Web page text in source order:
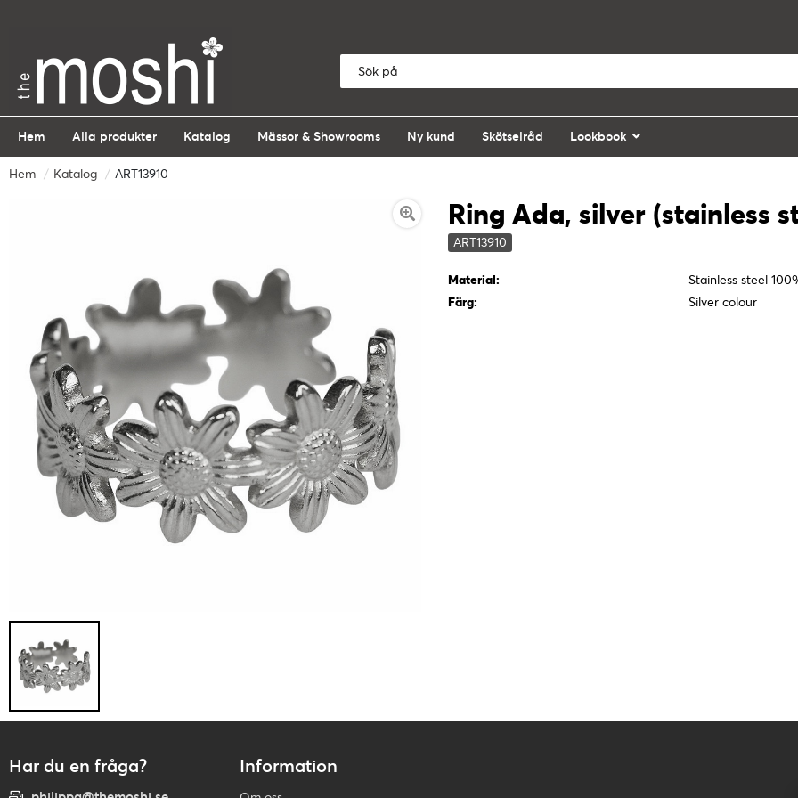
Hem Alla produkter Katalog Mässor & Showrooms Ny kund Skötselråd Lookbook
Hem Katalog ART13910
Ring Ada, silver (stainless
ART13910
Material:
Stainless steel
Färg:
Silver colour
Har du en fråga? Information